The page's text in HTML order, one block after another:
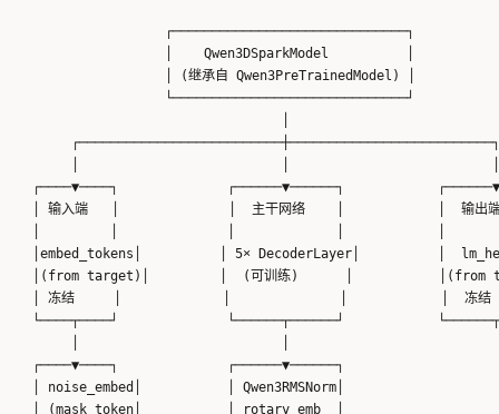
                    ┌──────────────────────────────┐
                    │    Qwen3DSparkModel          │
                    │ (继承自 Qwen3PreTrainedModel) │
                    └──────────────────────────────┘
        ┌──────────────────────────┼──────────────────────────┐
┌────▼────┐              ┌──────▼──────┐
│ 输入端   │              │  主干网络    │            │  输出
│embed_tokens│          │ 5× DecoderLayer│          │
│(from target)│         │  (可训练)      │           │(from
│ 冻结     │             │              │            │  冻结
└────┬────┘              └──────┬──────┘
   ┌────▼────┐              ┌──────▼──────┐
   │ noise_embed│           │ Qwen3RMSNorm│
   │ (mask token│           │ rotary_emb  │